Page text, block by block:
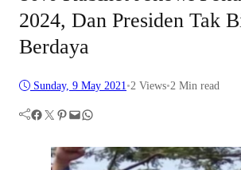
2024, Dan Presiden Tak
Berdaya
Sunday, 9 May 2021•2 Views•2 Min read
Facebook Twitter Pinterest Mail WhatsApp